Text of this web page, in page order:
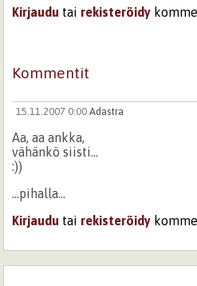
Kirjaudu tai rekisteröidy
Kommentit
15.11.2007 0:00 Adastra
Aa, aa ankka,
vähänkö siisti...
:))
...pihalla...
Kirjaudu tai rekisteröidy